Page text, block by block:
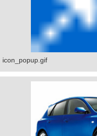
icon_popup.gif